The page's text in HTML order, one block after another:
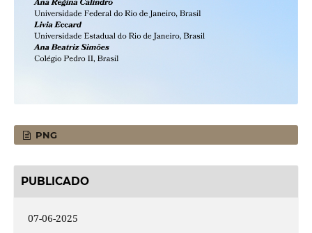
PNG
PUBLICADO
07-06-2025